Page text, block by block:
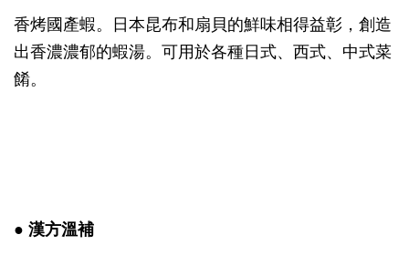
香烤國產蝦。日本昆布和扇貝的鮮味相得益彰，創造
出香濃濃郁的蝦湯。可用於各種日式、西式、中式菜
餚。
● 漢方溫補